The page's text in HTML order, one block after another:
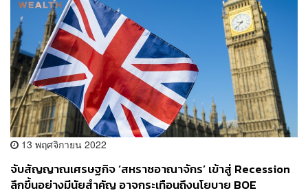
13 พฤศจิกายน 2022
จับสัญญาณเศรษฐกิจ ‘สหราชอาณาจักร’ เข้าสู่ Recession
ลึกขึ้นอย่างมีนัยสำคัญ อาจกระเทือนถึงนโยบาย BOE